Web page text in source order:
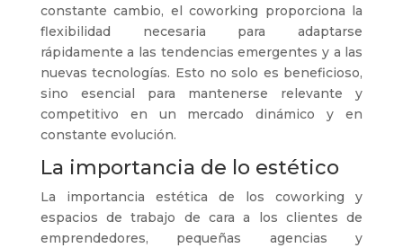
constante cambio, el coworking proporciona la
flexibilidad necesaria para adaptarse
rápidamente a las tendencias emergentes y a las
nuevas tecnologías. Esto no solo es beneficioso,
sino esencial para mantenerse relevante y
competitivo en un mercado dinámico y en
constante evolución.
La importancia de lo estético
La importancia estética de los coworking y
espacios de trabajo de cara a los clientes de
emprendedores, pequeñas agencias y